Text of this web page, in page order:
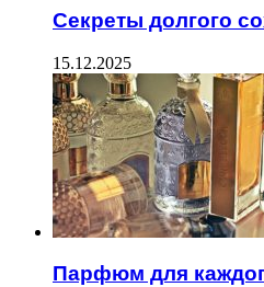
Секреты долгого
15.12.2025
Парфюм для